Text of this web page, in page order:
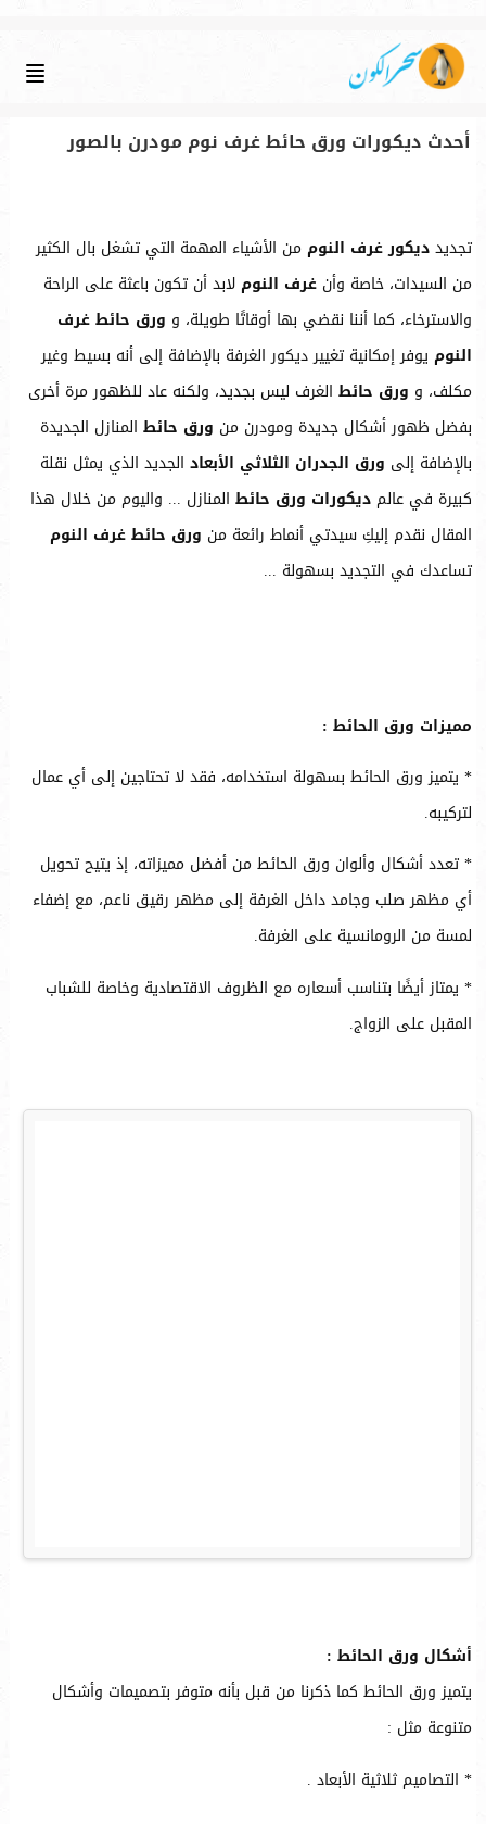
أحدث ديكورات ورق حائط غرف نوم مودرن بالصور
تجديدديكور غرف النوم من الأشياء المهمة التي تشغل بال الكثير
من السيدات، خاصة وأنغرف النوم لابد أن تكون باعثة على الراحة
والاسترخاء، كما أننا نقضي بها أوقاتًا طويلة، و ورق حائط غرف
النوم يوفر إمكانية تغيير ديكور الغرفة بالإضافة إلى أنه بسيط وغير
مكلف، و ورق حائط الغرف ليس بجديد، ولكنه عاد للظهور مرة أخرى
بفضل ظهور أشكال جديدة ومودرن من ورق حائط المنازل الجديدة
بالإضافة إلى ورق الجدران الثلاثي الأبعاد الجديد الذي يمثل نقلة
كبيرة في عالمديكورات ورق حائط المنازل ... واليوم من خلال هذا
المقال نقدم إليكِ سيدتي أنماط رائعة من ورق حائط غرف النوم
تساعدك في التجديد بسهولة ...
مميزات ورق الحائط :
* يتميز ورق الحائط بسهولة استخدامه، فقد لا تحتاجين إلى أي عمال
لتركيبه.
* تعدد أشكال وألوان ورق الحائط من أفضل مميزاته، إذ يتيح تحويل
أي مظهر صلب وجامد داخل الغرفة إلى مظهر رقيق ناعم، مع إضفاء
لمسة من الرومانسية على الغرفة.
* يمتاز أيضًا بتناسب أسعاره مع الظروف الاقتصادية وخاصة للشباب
المقبل على الزواج.
أشكال ورق الحائط :
يتميز ورق الحائط كما ذكرنا من قبل بأنه متوفر بتصميمات وأشكال
متنوعة مثل :
* التصاميم ثلاثية الأبعاد .